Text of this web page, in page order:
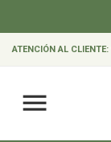
ATENCIÓN AL CLIENTE: